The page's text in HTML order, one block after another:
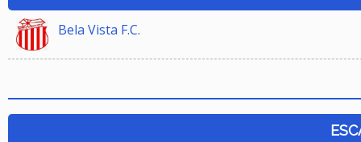
Bela Vista F.C.